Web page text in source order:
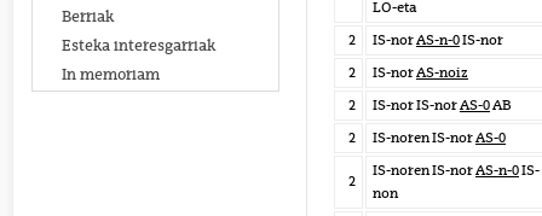
Berriak
Esteka interesgarriak
In memoriam
LO-eta
2
IS-norAS-n-0IS-nor
2
IS-norAS-noiz
2
IS-nor IS-norAS-0AB
2
IS-noren IS-norAS-0
2
IS-noren IS-norAS-n-0IS-
non